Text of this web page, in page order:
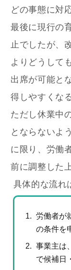
どの事態に対
最後に現行の
止でしたが、
よりどうして
出席が可能と
得しやすくな
ただし休業中
とならないよ
に限り、労働
前に調整した
具体的な流れ
労働者が
の条件を
事業主は
で候補日